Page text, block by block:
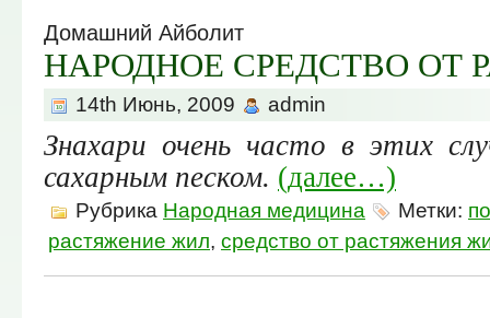
Домашний Айболит
НАРОДНОЕ СРЕДСТВО ОТ
14th Июнь, 2009 admin
Знахари очень часто в этих
сахарным песком. (далее…)
Рубрика Народная медицина Метки:
растяжение жил, средство от растяжения